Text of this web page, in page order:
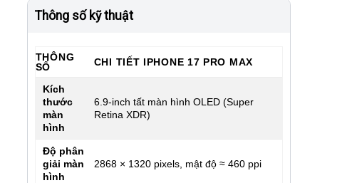
Thông số kỹ thuật
THÔNG
SỐ
CHI TIẾT IPHONE 17 PRO MAX
Kích
thước
màn
hình
6.9-inch tất màn hình OLED (Super
Retina XDR)
Độ phân
giải màn
hình
2868 × 1320 pixels, mật độ ≈ 460 ppi